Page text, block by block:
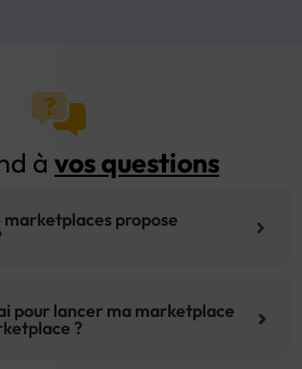
à vos questions
marketplaces propose
pour lancer ma marketplace
?